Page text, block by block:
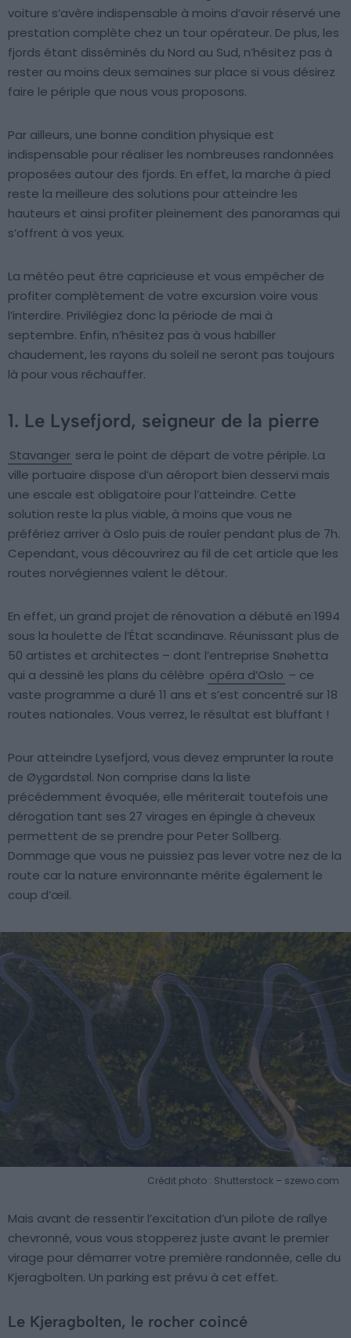
voiture s’avère indispensable à moins d’avoir réservé une
prestation complète chez un tour opérateur. De plus, les
fjords étant disséminés du Nord au Sud, n’hésitez pas à
rester au moins deux semaines sur place si vous désirez
faire le périple que nous vous proposons.
Par ailleurs, une bonne condition physique est
indispensable pour réaliser les nombreuses randonnées
proposées autour des fjords. En effet, la marche à pied
reste la meilleure des solutions pour atteindre les
hauteurs et ainsi profiter pleinement des panoramas qui
s’offrent à vos yeux.
La météo peut être capricieuse et vous empêcher de
profiter complètement de votre excursion voire vous
l’interdire. Privilégiez donc la période de mai à
septembre. Enfin, n’hésitez pas à vous habiller
chaudement, les rayons du soleil ne seront pas toujours
là pour vous réchauffer.
1. Le Lysefjord, seigneur de la pierre
Stavanger sera le point de départ de votre périple. La
ville portuaire dispose d’un aéroport bien desservi mais
une escale est obligatoire pour l’atteindre. Cette
solution reste la plus viable, à moins que vous ne
préfériez arriver à Oslo puis de rouler pendant plus de 7h.
Cependant, vous découvrirez au fil de cet article que les
routes norvégiennes valent le détour.
En effet, un grand projet de rénovation a débuté en 1994
sous la houlette de l’État scandinave. Réunissant plus de
50 artistes et architectes – dont l’entreprise Snøhetta
qui a dessiné les plans du célèbre opéra d’Oslo – ce
vaste programme a duré 11 ans et s’est concentré sur 18
routes nationales. Vous verrez, le résultat est bluffant !
Pour atteindre Lysefjord, vous devez emprunter la route
de Øygardstøl. Non comprise dans la liste
précédemment évoquée, elle mériterait toutefois une
dérogation tant ses 27 virages en épingle à cheveux
permettent de se prendre pour Peter Sollberg.
Dommage que vous ne puissiez pas lever votre nez de la
route car la nature environnante mérite également le
coup d’œil.
Crédit photo : Shutterstock – szewo.com
Mais avant de ressentir l’excitation d’un pilote de rallye
chevronné, vous vous stopperez juste avant le premier
virage pour démarrer votre première randonnée, celle du
Kjeragbolten. Un parking est prévu à cet effet.
Le Kjeragbolten, le rocher coincé